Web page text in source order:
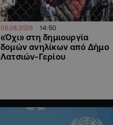
06.08.2026 14:50
«Όχι» στη δημιουργία
δομών ανηλίκων από Δήμο
Λατσιών-Γερίου